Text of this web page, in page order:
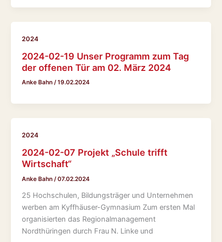
2024
2024-02-19 Unser Programm zum Tag
der offenen Tür am 02. März 2024
Anke Bahn/19.02.2024
2024
2024-02-07 Projekt „Schule trifft
Wirtschaft“
Anke Bahn/07.02.2024
25 Hochschulen, Bildungsträger und Unternehmen
werben am Kyffhäuser-Gymnasium Zum ersten Mal
organisierten das Regionalmanagement
Nordthüringen durch Frau N. Linke und